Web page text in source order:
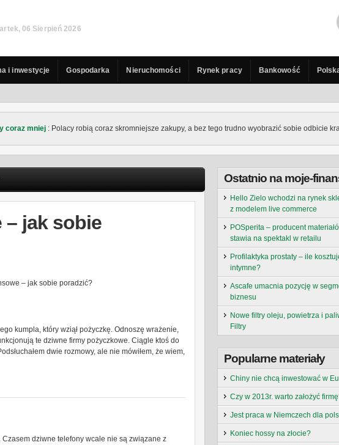
06 Sierpień 2026
i inwestycje Gospodarka Nieruchomości Rynek pracy Bankowość
coraz mniej: Polacy robią coraz skromniejsze zakupy, a bez tego trudno wyobrazić sobie odbicie
– jak sobie
– jak sobie poradzić?
kumpla, który wziął pożyczkę. Odnoszę wrażenie,
te dziwne firmy pożyczkowe. Ciągle ktoś do
dwie rozmowy, ale nie mówiłem, że wiem,
dziwne telefony wcale nie są związane z
Ostatnio na moje-
Hello Zielo wchodzi na rynek
z modelem live commerce
POSperita – producent
stawia na spektakl w retailu
Profilaktyka prostaty – ile
intymne?
Ascafe umacnia pozycję w
biznesu
Nowe filtry oleju, powietrza i
Filtry
Popularne materiały
Chiny nie chcą inwestować w
Czy w 2013r. warto założyć
Jest praca w Niemczech dla
Koniec hossy na złocie?